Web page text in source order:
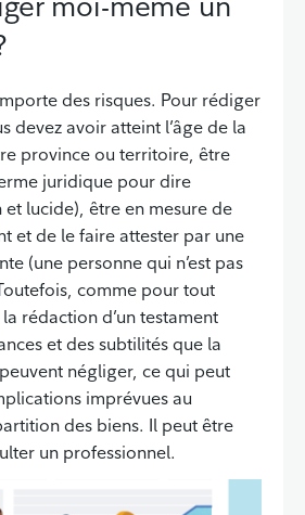
des risques. Pour rédiger
devez avoir atteint l’âge de la
province ou territoire, être
juridique pour dire
et lucide), être en mesure de
et de le faire attester par une
(une personne qui n’est pas
comme pour tout
rédaction d’un testament
et des subtilités que la
négliger, ce qui peut
imprévues au
des biens. Il peut être
un professionnel.